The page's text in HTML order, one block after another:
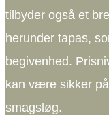
tilbyder også et
herunder tapas,
begivenhed.
kan være sikker
smagsløg.